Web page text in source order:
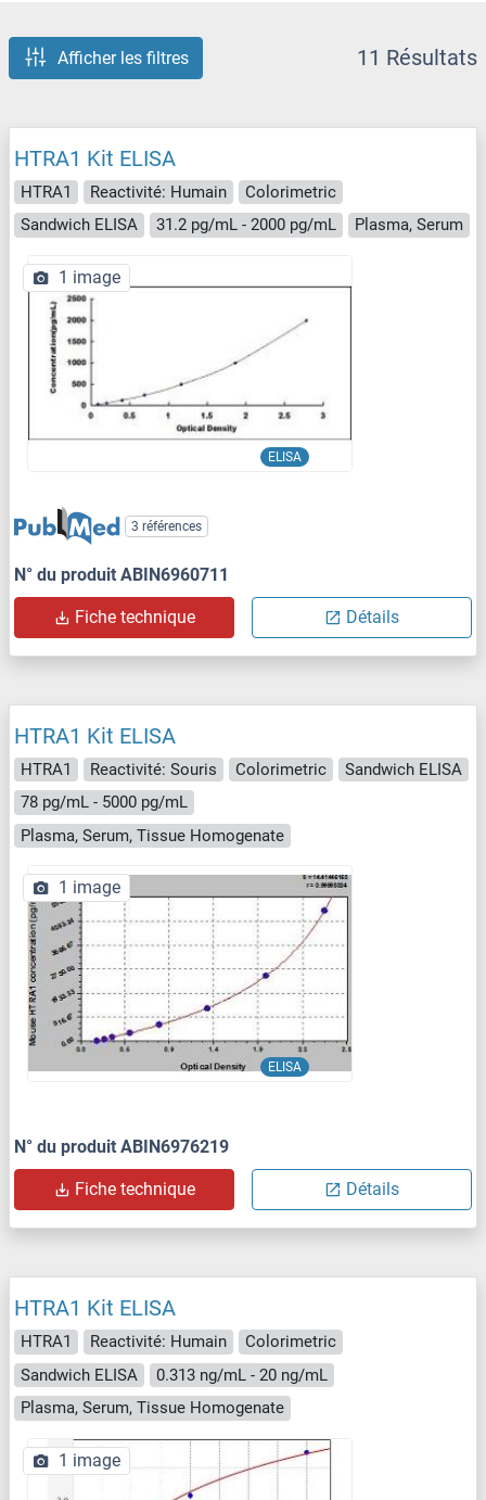
Afficher les filtres 11 Résultats
HTRA1 Kit ELISA
HTRA1 Reactivité: Humain
Colorimetric
Sandwich ELISA
31.2 pg/mL - 2000 pg/mL Plasma, Serum
ELISA
1 image
3 références
N° du produit ABIN6960711
Fiche technique Détails
HTRA1 Kit ELISA
HTRA1 Reactivité: Souris Colorimetric
Sandwich ELISA
78 pg/mL - 5000 pg/mL
Plasma, Serum, Tissue Homogenate
ELISA
1 image
N° du produit ABIN6976219
Fiche technique Détails
HTRA1 Kit ELISA
HTRA1 Reactivité: Humain
Colorimetric
Sandwich ELISA
0.313 ng/mL - 20 ng/mL
Plasma, Serum, Tissue Homogenate
1 image